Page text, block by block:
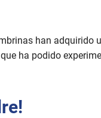
han adquirido
ha podido